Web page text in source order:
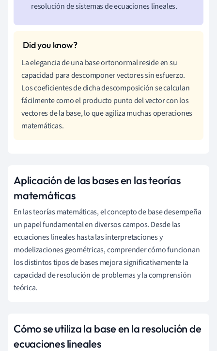
resolución de sistemas de ecuaciones lineales.
La elegancia de una base ortonormal reside en su
capacidad para descomponer vectores sin esfuerzo.
Los coeficientes de dicha descomposición se calculan
fácilmente como el producto punto del vector con los
vectores de la base, lo que agiliza muchas operaciones
matemáticas.
Aplicación de las bases en las teorías
matemáticas
En las teorías matemáticas, el concepto de base desempeña
un papel fundamental en diversos campos. Desde las
ecuaciones lineales hasta las interpretaciones y
modelizaciones geométricas, comprender cómo funcionan
los distintos tipos de bases mejora significativamente la
capacidad de resolución de problemas y la comprensión
teórica.
Cómo se utiliza la base en la resolución de
ecuaciones lineales